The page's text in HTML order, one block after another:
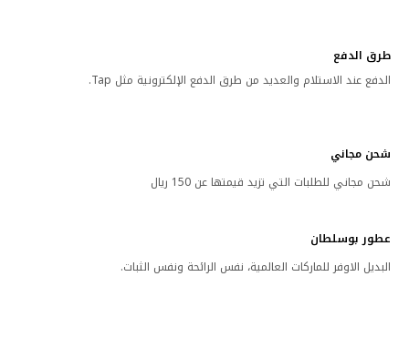
طرق الدفع
الدفع عند الاستلام والعديد من طرق الدفع الإلكترونية مثل Tap.
شحن مجاني
شحن مجاني للطلبات التي تزيد قيمتها عن 150 ريال
عطور بوسلطان
البديل الاوفر للماركات العالمية، نفس الرائحة ونفس الثبات.